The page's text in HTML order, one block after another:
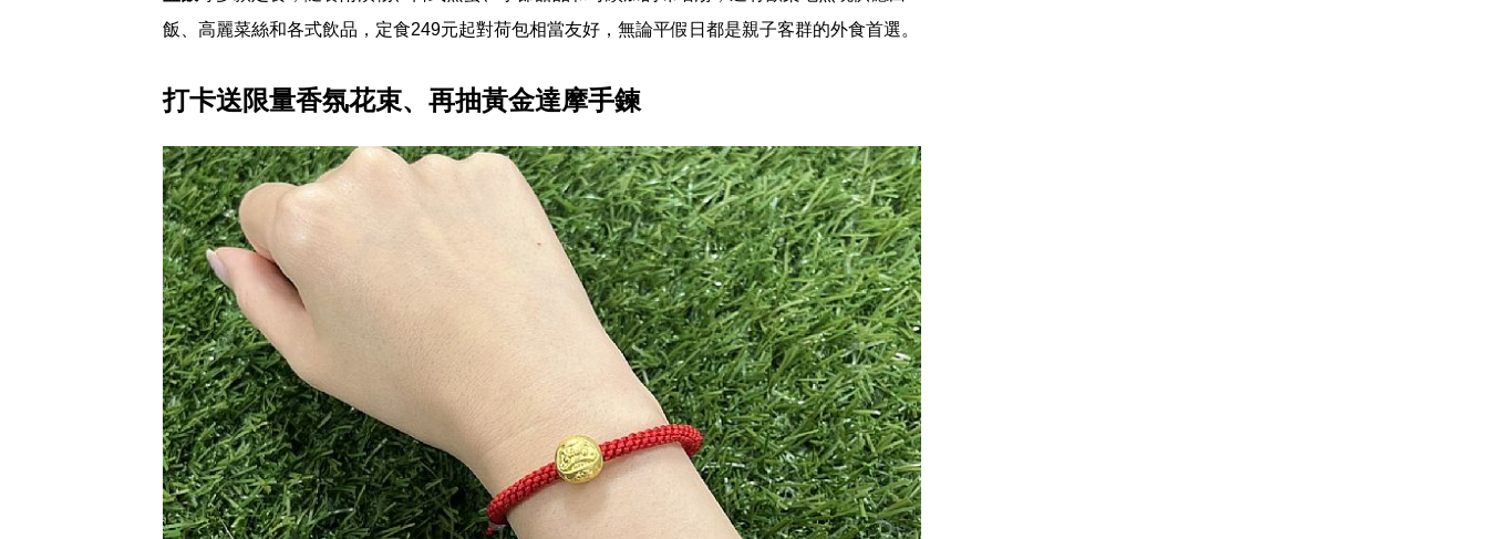
飯、高麗菜絲和各式飲品，定食249元起對荷包相當友好，無論平假日都是親子客群的外食首選。
打卡送限量香氛花束、再抽黃金達摩手鍊